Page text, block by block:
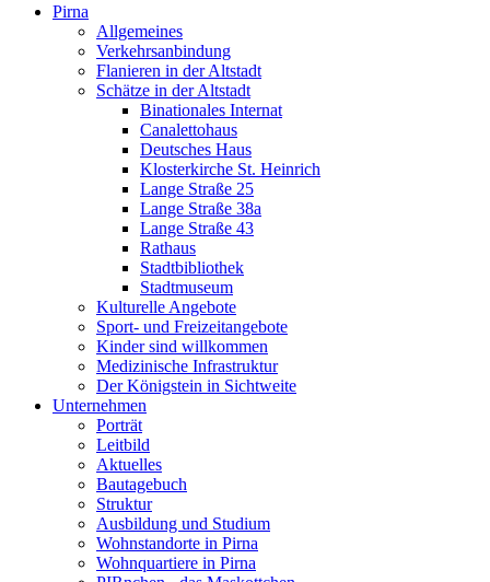
Pirna
Allgemeines
Verkehrsanbindung
Flanieren in der Altstadt
Schätze in der Altstadt
Binationales Internat
Canalettohaus
Deutsches Haus
Klosterkirche St. Heinrich
Lange Straße 25
Lange Straße 38a
Lange Straße 43
Rathaus
Stadtbibliothek
Stadtmuseum
Kulturelle Angebote
Sport- und Freizeitangebote
Kinder sind willkommen
Medizinische Infrastruktur
Der Königstein in Sichtweite
Unternehmen
Porträt
Leitbild
Aktuelles
Bautagebuch
Struktur
Ausbildung und Studium
Wohnstandorte in Pirna
Wohnquartiere in Pirna